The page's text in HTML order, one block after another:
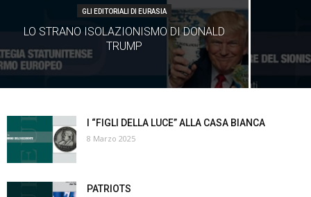
GLI EDITORIALI DI EURASIA
LO STRANO ISOLAZIONISMO DI DONALD
TRUMP
I “FIGLI DELLA LUCE” ALLA CASA BIANCA
8 Marzo 2025
PATRIOTS